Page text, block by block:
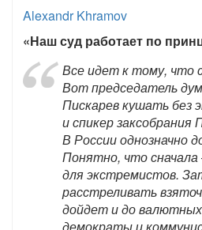
Alexandr Khramov
«Наш суд работает по
Все идет к тому, что
Вот председатель
Пискарев кушать без
и спикер
В России однозначно
Понятно, что
для экстремистов.
расстреливать
дойдет и до